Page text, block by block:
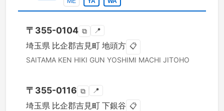
〒 355-0104 ⧉ 📍
埼玉県 比企郡吉見町 地頭方 📋
SAITAMA KEN HIKI GUN YOSHIMI MACHI JITOHO
〒 355-0116 ⧉ 📍
埼玉県 比企郡吉見町 下銀谷 📋